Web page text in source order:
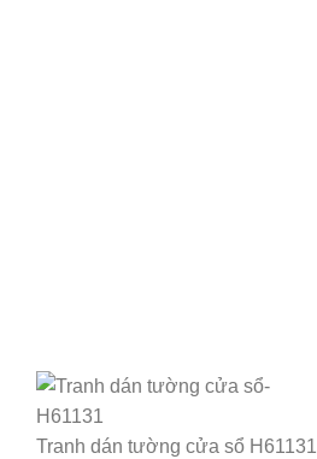
Tranh dán tường cửa sổ H61131